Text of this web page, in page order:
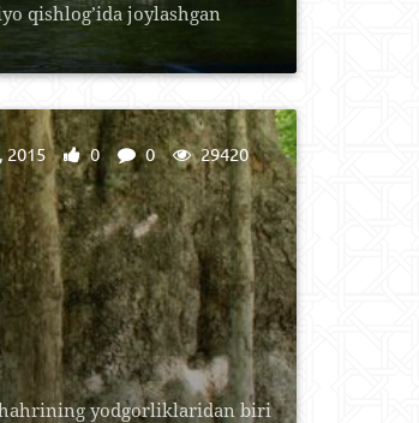
qishlog’ida joylashgan
yodgorliklaridan biri
2015 0 0 29420